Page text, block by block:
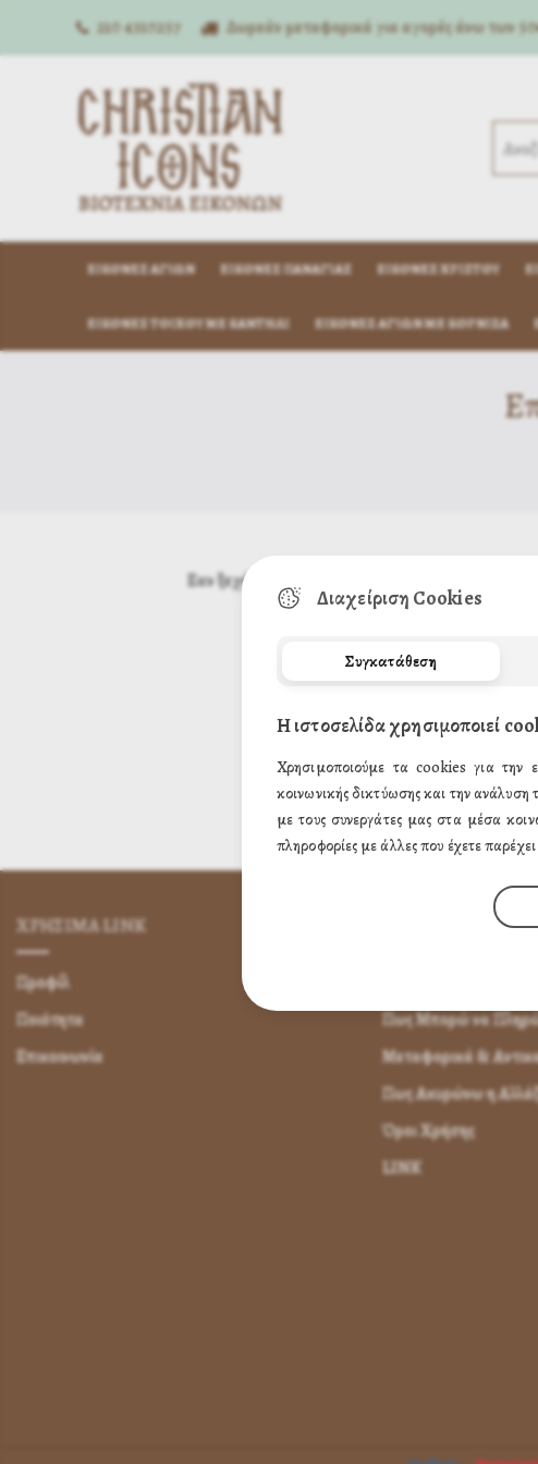
210 4310257 Δωρεάν μεταφορικά για αγορές άνω των
ΕΙΚΌΝΕΣ ΑΓΊΩΝ ΕΙΚΌΝΕΣ ΠΑΝΑΓΊΑΣ ΕΙΚΌΝΕΣ ΧΡΙΣΤΟΎ
ΕΙΚΌΝΕΣ ΤΟΊΧΟΥ ΜΕ ΚΑΝΤΉΛΙ ΕΙΚΌΝΕΣ ΑΓΊΩΝ ΜΕ ΚΟΡΝΊΖΑ
Εαν ξεχάσατε τον κωδικό πρόσβασης,
ΧΡΗΣΙΜA LINK
Προφίλ
Ποιότητα
Επικοινωνία
ΌΡΟΙ ΧΡΉΣΗΣ
Πως Μπορώ να
Μεταφορικά &
Πως Ακυρώνω η
Όροι Χρήσης
LINK
Διαχείριση Cookies
Συγκατάθεση
Η ιστοσελίδα χρησιμοποιεί
Χρησιμοποιούμε τα cookies για την
κοινωνικής δικτύωσης και την
με τους συνεργάτες μας στα μέσα
πληροφορίες με άλλες που έχετε